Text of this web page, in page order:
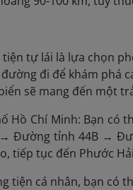
tự lái là lựa chọn
đi để khám phá
sẽ mang đến một
Hồ Chí Minh: Bạn
Đường tỉnh 44B →
tiếp tục đến Phước
tiện cá nhân, bạn có